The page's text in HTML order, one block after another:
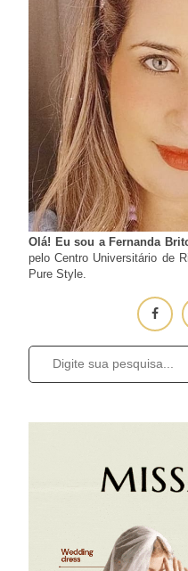
Olá! Eu sou a Fernanda
pelo Centro Universitário de
Pure Style.